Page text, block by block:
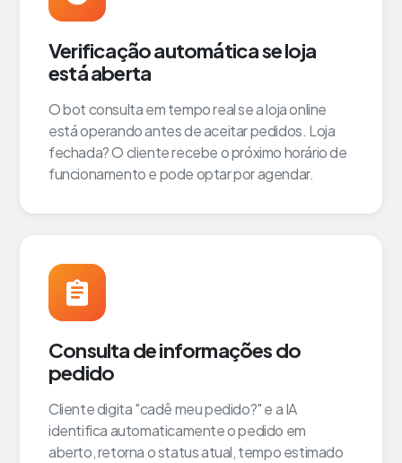
Verificação automática se loja
está aberta
O bot consulta em tempo real se a loja online
está operando antes de aceitar pedidos. Loja
fechada? O cliente recebe o próximo horário de
funcionamento e pode optar por agendar.
Consulta de informações do
pedido
Cliente digita "cadê meu pedido?" e a IA
identifica automaticamente o pedido em
aberto, retorna o status atual, tempo estimado